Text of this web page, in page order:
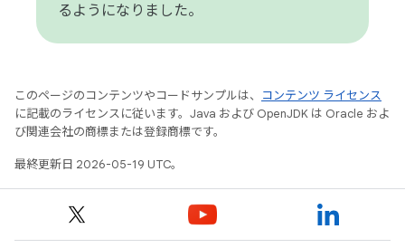
るようになりました。
このページのコンテンツやコードサンプルは、
コンテンツ ライセンス
に記載のライセンスに従います。Java および OpenJDK は Oracle およ
び関連会社の商標または登録商標です。
最終更新日 2026-05-19 UTC。